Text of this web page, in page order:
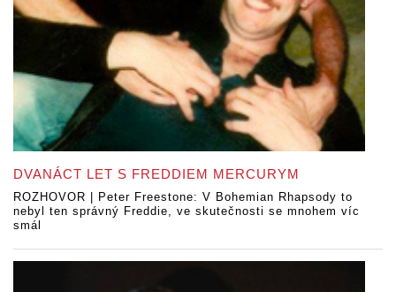
DVANÁCT LET S FREDDIEM MERCURYM
ROZHOVOR | Peter Freestone: V Bohemian Rhapsody to
nebyl ten správný Freddie, ve skutečnosti se mnohem víc
smál